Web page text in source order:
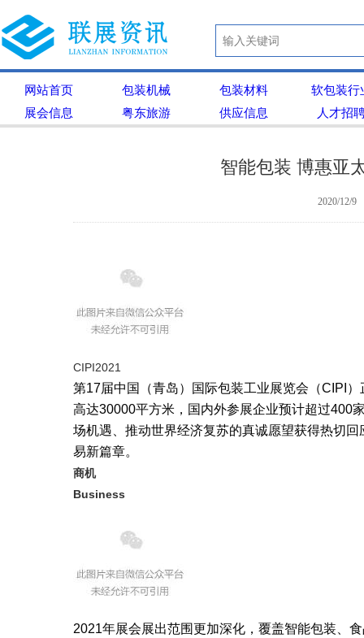
网站首页 包装机械 包装材料
软包装行
展会信息
粤东旅游 供应信息 人才招
智能包装 博惠亚
2020/12/9
CIPI2021
第17届中国（青岛）国际包装工业展览会（CIPI
高达30000平方米，国内外参展企业预计超过400
场机遇、推动世界经济复苏的真诚愿望获得热切
易新篇章。
商机
Business
2021年展会展出范围更加深化，覆盖智能包装、